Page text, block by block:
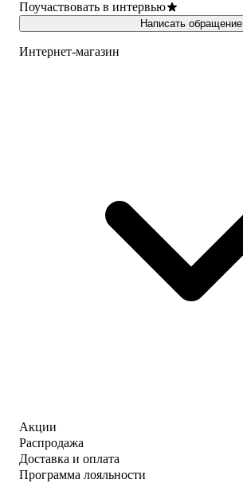
Поучаствовать в интервью
Написать обращение
Интернет-магазин
Акции
Распродажа
Доставка и оплата
Программа лояльности